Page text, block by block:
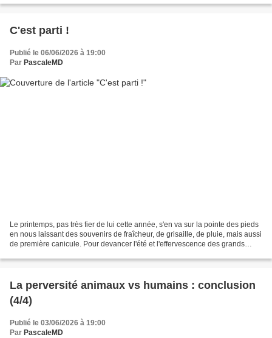
C'est parti !
Publié le 06/06/2026 à 19:00
Par PascaleMD
Le printemps, pas très fier de lui cette année, s'en va sur la pointe des pieds
en nous laissant des souvenirs de fraîcheur, de grisaille, de pluie, mais aussi
de première canicule. Pour devancer l'été et l'effervescence des grands
La perversité animaux vs humains : conclusion
(4/4)
Publié le 03/06/2026 à 19:00
Par PascaleMD